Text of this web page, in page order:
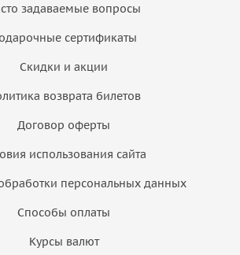
задаваемые вопросы
сертификаты
Скидки и акции
возврата билетов
Договор оферты
использования сайта
персональных данных
Способы оплаты
Курсы валют